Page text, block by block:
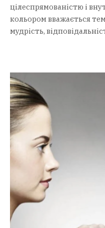
цілеспрямованістю і
кольором вважається
мудрість,